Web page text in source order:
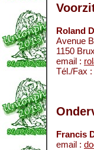
Roland
Avenue
1150
email :
Tél./Fax
Francis
email :